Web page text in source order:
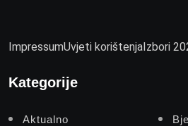
ImpressumUvjeti korištenjaIzbori
Kategorije
Aktualno